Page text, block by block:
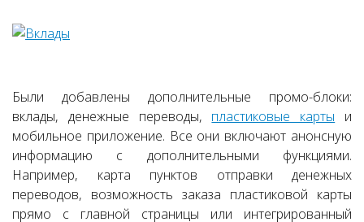
Были добавлены дополнительные промо-блоки:
вклады, денежные переводы, пластиковые карты и
мобильное приложение. Все они включают анонсную
информацию с дополнительными функциями.
Например, карта пунктов отправки денежных
переводов, возможность заказа пластиковой карты
прямо с главной страницы или интегрированный